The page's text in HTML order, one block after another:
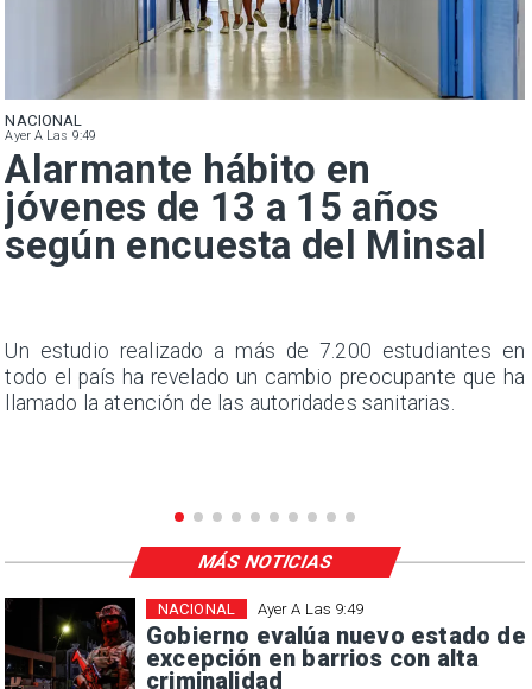
NACIONAL
Ayer A Las 9:49
Alarmante hábito en
jóvenes de 13 a 15 años
según encuesta del Minsal
Un estudio realizado a más de 7.200 estudiantes en
todo el país ha revelado un cambio preocupante que ha
llamado la atención de las autoridades sanitarias.
Ayer A Las 9:49
Gobierno evalúa nuevo estado de
excepción en barrios con alta
criminalidad
NACIONAL
MÁS NOTICIAS